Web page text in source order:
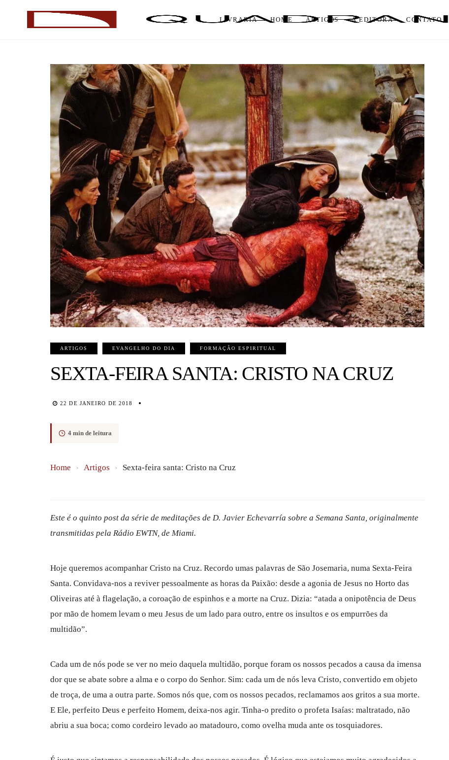
LIVRARIA HOME ARTIGOS A EDITORA CONTATO
ARTIGOS EVANGELHO DO DIA FORMAÇÃO ESPIRITUAL
SEXTA-FEIRA SANTA: CRISTO NA CRUZ
22 DE JANEIRO DE 2018
4 min de leitura
Home › Artigos › Sexta-feira santa: Cristo na Cruz
Este é o quinto post da série de meditações de D. Javier Echevarría sobre a Semana Santa, originalmente
transmitidas pela Rádio EWTN, de Miami.
Hoje queremos acompanhar Cristo na Cruz. Recordo umas palavras de São Josemaria, numa Sexta-Feira
Santa. Convidava-nos a reviver pessoalmente as horas da Paixão: desde a agonia de Jesus no Horto das
Oliveiras até à flagelação, a coroação de espinhos e a morte na Cruz. Dizia: “atada a onipotência de Deus
por mão de homem levam o meu Jesus de um lado para outro, entre os insultos e os empurrões da
multidão”.
Cada um de nós pode se ver no meio daquela multidão, porque foram os nossos pecados a causa da imensa
dor que se abate sobre a alma e o corpo do Senhor. Sim: cada um de nós leva Cristo, convertido em objeto
de troça, de uma a outra parte. Somos nós que, com os nossos pecados, reclamamos aos gritos a sua morte.
E Ele, perfeito Deus e perfeito Homem, deixa-nos agir. Tinha-o predito o profeta Isaías: maltratado, não
abriu a sua boca; como cordeiro levado ao matadouro, como ovelha muda ante os tosquiadores.